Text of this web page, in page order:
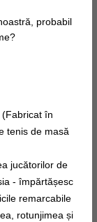
probabil
(Fabricat în
tenis de masă
jucătorilor de
- împărtășesc
remarcabile
rotunjimea și